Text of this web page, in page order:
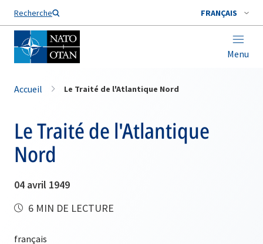
Recherche FRANÇAIS
Menu
Nom de famille*
Accueil Le Traité de l'Atlantique Nord
Le Traité de l'Atlantique
Nord
04 avril 1949
6 MIN DE LECTURE